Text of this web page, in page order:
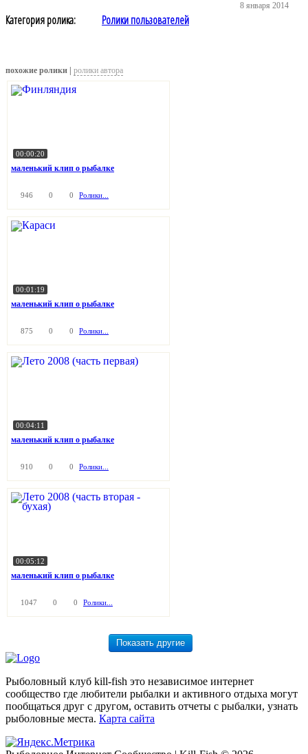
Категория ролика: Ролики пользователей
8 января 2014
похожие ролики | ролики автора
00:00:20
маленький клип о рыбалке
946 0 0 Ролики...
00:01:19
маленький клип о рыбалке
875 0 0 Ролики...
00:04:11
маленький клип о рыбалке
910 0 0 Ролики...
00:05:12
маленький клип о рыбалке
1047 0 0 Ролики...
Рыболовный клуб kill-fish это независимое интернет
сообщество где любители рыбалки и активного отдыха могут
пообщаться друг с другом, оставить отчеты с рыбалки, узнать
рыболовные места. Карта сайта